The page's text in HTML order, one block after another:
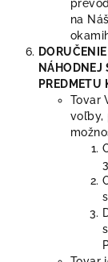
na
NÁHODNEJ
PREDMETU
Tovar
voľby,